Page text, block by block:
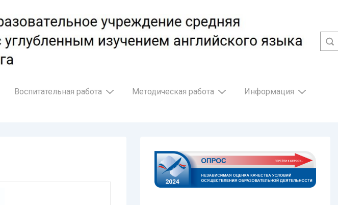
Воспитательная работа Методическая работа Информация